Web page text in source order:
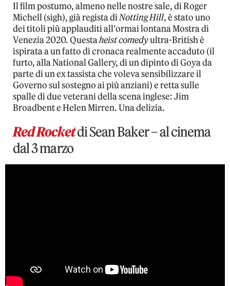
Il film postumo, almeno nelle nostre sale, di Roger
Michell (sigh), già regista diNotting Hill, è stato uno
dei titoli più applauditi all’ormai lontana Mostra di
Venezia 2020. Questaheist comedyultra-British è
ispirata a un fatto di cronaca realmente accaduto (il
furto, alla National Gallery, di un dipinto di Goya da
parte di un ex tassista che voleva sensibilizzare il
Governo sul sostegno ai più anziani) e retta sulle
spalle di due veterani della scena inglese: Jim
Broadbent e Helen Mirren. Una delizia.
Red Rocketdi Sean Baker – al cinema
dal 3 marzo